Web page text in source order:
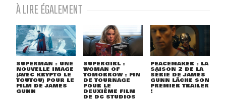
À LIRE ÉGALEMENT
SUPERMAN : UNE
NOUVELLE IMAGE
(AVEC KRYPTO LE
TOUTOU) POUR LE
FILM DE JAMES
GUNN
SUPERGIRL :
WOMAN OF
TOMORROW : FIN
DE TOURNAGE
POUR LE
DEUXIÈME FILM
DE DC STUDIOS
PEACEMAKER : LA
SAISON 2 DE LA
SÉRIE DE JAMES
GUNN LÂCHE SON
PREMIER TRAILER
!